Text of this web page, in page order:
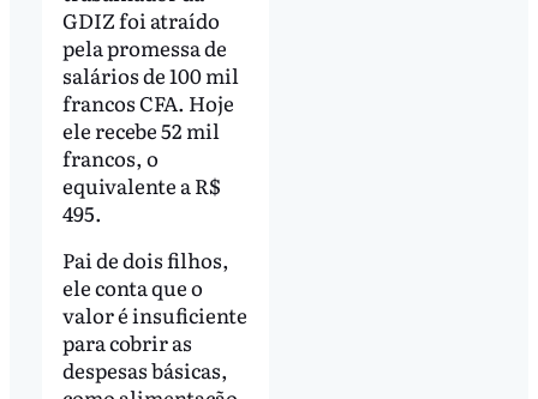
GDIZ foi atraído
pela promessa de
salários de 100 mil
francos CFA. Hoje
ele recebe 52 mil
francos, o
equivalente a R$
495.
Pai de dois filhos,
ele conta que o
valor é insuficiente
para cobrir as
despesas básicas,